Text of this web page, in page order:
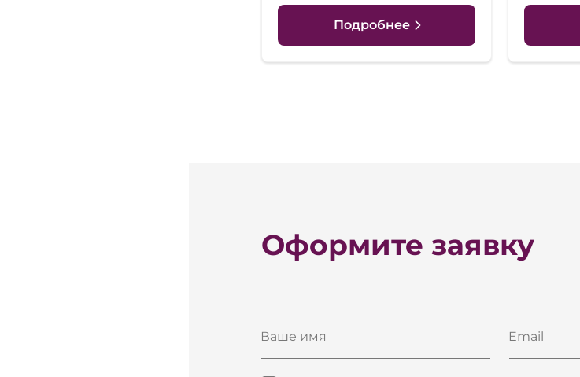
Подробнее
Оформите заявку
Ваше имя Email